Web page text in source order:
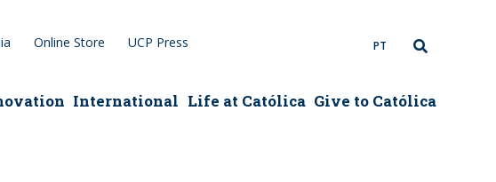
Online Store UCP Press PT
International Life at Católica Give to Católica